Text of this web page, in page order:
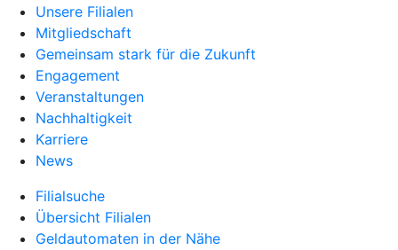
Unsere Filialen
Mitgliedschaft
Gemeinsam stark für die Zukunft
Engagement
Veranstaltungen
Nachhaltigkeit
Karriere
News
Filialsuche
Übersicht Filialen
Geldautomaten in der Nähe